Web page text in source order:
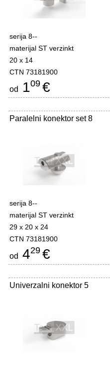
serija 8--
materijal ST verzinkt
20 x 14
CTN 73181900
od 109 €
Paralelni konektor set 8
serija 8--
materijal ST verzinkt
29 x 20 x 24
CTN 73181900
od 429 €
Univerzalni konektor 5